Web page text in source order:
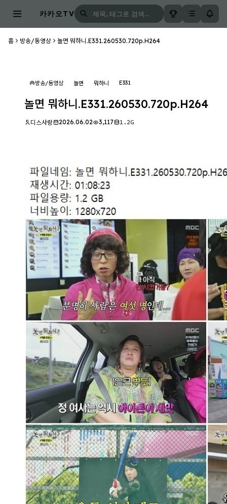
카카오TV
홈 방송/동영상 놀면 뭐하니.E331.260530.720p.H264
방송/동영상 놀면 뭐하니 E331
놀면 뭐하니.E331.260530.720p.H264
디스사랑 2026.06.02 3,117 1.2G